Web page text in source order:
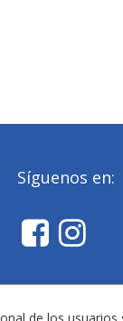
Síguenos en: